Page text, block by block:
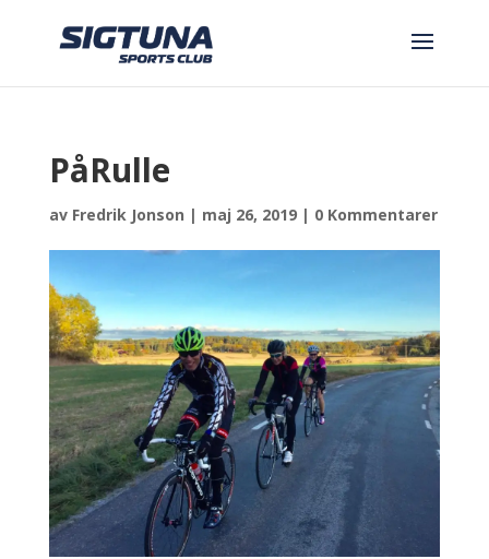
PåRulle
av Fredrik Jonson | maj 26, 2019| 0 Kommentarer